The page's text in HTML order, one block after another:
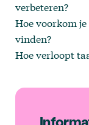
verbeteren?
Hoe voorkom
vinden?
Hoe verloopt